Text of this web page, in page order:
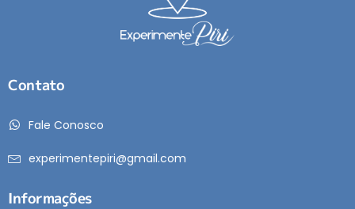
Contato
Fale Conosco
experimentepiri@gmail.com
Informações